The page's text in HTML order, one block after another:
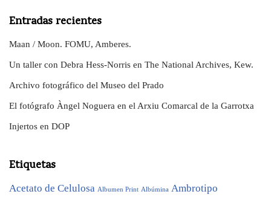
Entradas recientes
Maan / Moon. FOMU, Amberes.
Un taller con Debra Hess-Norris en The National Archives, Kew.
Archivo fotográfico del Museo del Prado
El fotógrafo Àngel Noguera en el Arxiu Comarcal de la Garrotxa
Injertos en DOP
Etiquetas
Acetato de Celulosa Albumen Print Albúmina Ambrotipo